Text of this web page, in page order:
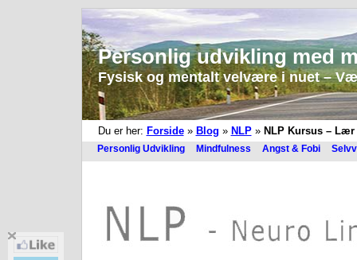
Personlig udvikling med
Fysisk og mentalt velvære i nuet –
Du er her: Forside» Blog » NLP» NLP Kursus –
Personlig Udvikling Mindfulness Angst & Fobi